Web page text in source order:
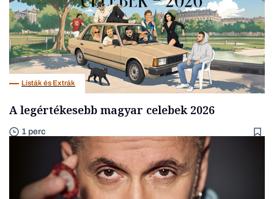
Listák és Extrák
A legértékesebb magyar celebek 2026
1 perc